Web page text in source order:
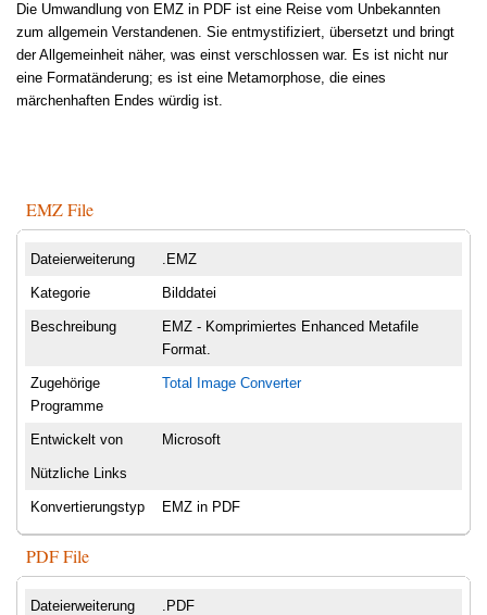
Die Umwandlung von EMZ in PDF ist eine Reise vom Unbekannten
zum allgemein Verstandenen. Sie entmystifiziert, übersetzt und bringt
der Allgemeinheit näher, was einst verschlossen war. Es ist nicht nur
eine Formatänderung; es ist eine Metamorphose, die eines
märchenhaften Endes würdig ist.
EMZ File
Dateierweiterung .EMZ
Kategorie Bilddatei
Beschreibung
EMZ - Komprimiertes Enhanced Metafile
Format.
Zugehörige
Programme
Total Image Converter
Entwickelt von Microsoft
Nützliche Links
Konvertierungstyp EMZ in PDF
PDF File
Dateierweiterung .PDF